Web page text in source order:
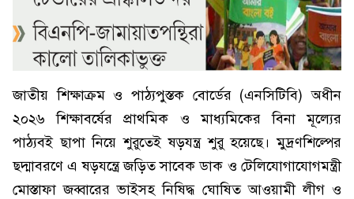
জাতীয় শিক্ষাক্রম ও পাঠ্যপুস্তক বোর্ডের (এনসিটিবি) অধীন
২০২৬ শিক্ষাবর্ষের প্রাথমিক ও মাধ্যমিকের বিনা মূল্যের
পাঠ্যবই ছাপা নিয়ে শুরুতেই ষড়যন্ত্র শুরু হয়েছে। মুদ্রণশিল্পের
ছদ্মাবরণে এ ষড়যন্ত্রে জড়িত সাবেক ডাক ও টেলিযোগাযোগমন্ত্রী
মোস্তাফা জব্বারের ভাইসহ নিষিদ্ধ ঘোষিত আওয়ামী লীগ ও